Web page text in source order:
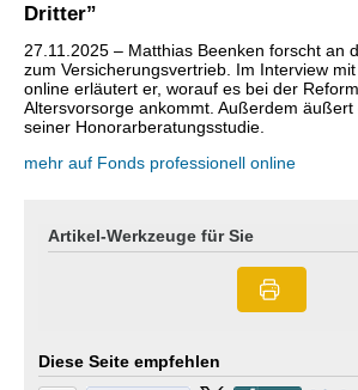
Dritter”
27.11.2025 – Matthias Beenken forscht an
zum Versicherungsvertrieb. Im Interview
online erläutert er, worauf es bei der
Altersvorsorge ankommt. Außerdem äußert
seiner Honorarberatungsstudie.
mehr auf Fonds professionell online
Artikel-Werkzeuge für Sie
Diese Seite empfehlen